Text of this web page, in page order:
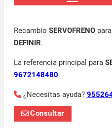
Recambio SERVOFRENOpara
DEFINIR.
La referencia principal para
9672148480.
¿Necesitas ayuda?
Consultar